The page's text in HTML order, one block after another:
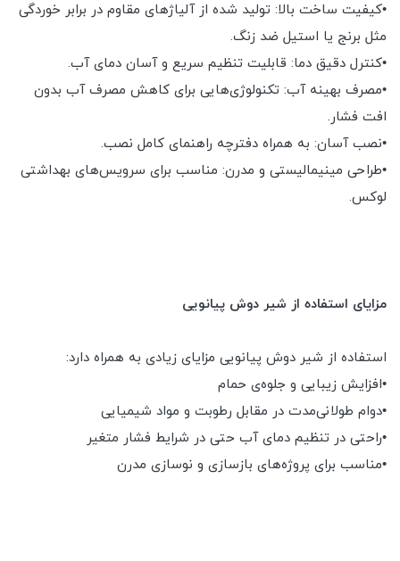
•کیفیت ساخت بالا: تولید شده از آلیاژهای مقاوم در برابر خوردگی
مثل برنج یا استیل ضد زنگ.
•کنترل دقیق دما: قابلیت تنظیم سریع و آسان دمای آب.
•مصرف بهینه آب: تکنولوژی‌هایی برای کاهش مصرف آب بدون
افت فشار.
•نصب آسان: به همراه دفترچه راهنمای کامل نصب.
•طراحی مینیمالیستی و مدرن: مناسب برای سرویس‌های بهداشتی
لوکس.
مزایای استفاده از شیر دوش پیانویی
استفاده از شیر دوش پیانویی مزایای زیادی به همراه دارد:
•افزایش زیبایی و جلوه‌ی حمام
•دوام طولانی‌مدت در مقابل رطوبت و مواد شیمیایی
•راحتی در تنظیم دمای آب حتی در شرایط فشار متغیر
•مناسب برای پروژه‌های بازسازی و نوسازی مدرن